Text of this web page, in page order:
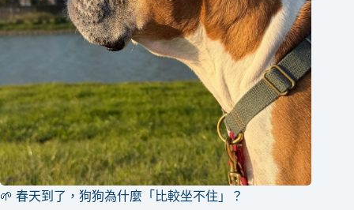
🌱 春天到了，狗狗為什麼「比較坐不住」？